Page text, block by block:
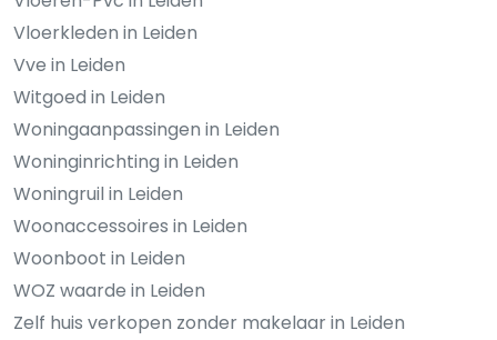
Vloerkleden in Leiden
Vve in Leiden
Witgoed in Leiden
Woningaanpassingen in Leiden
Woninginrichting in Leiden
Woningruil in Leiden
Woonaccessoires in Leiden
Woonboot in Leiden
WOZ waarde in Leiden
Zelf huis verkopen zonder makelaar in Leiden